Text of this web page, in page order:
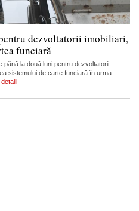
dezvoltatorii imobiliari,
funciară
până la două luni pentru dezvoltatorii
sistemului de carte funciară în urma
detalii